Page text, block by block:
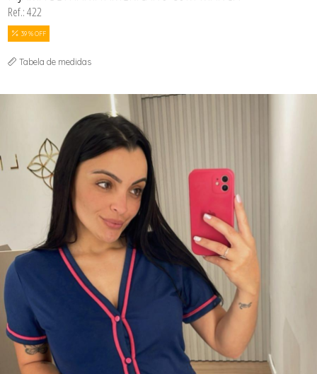
Ref.: 422
39 % OFF
Tabela de medidas